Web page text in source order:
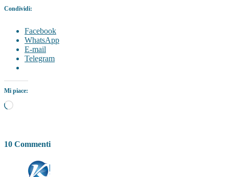
Condividi:
Facebook
WhatsApp
E-mail
Telegram
Mi piace:
Caricamento
10 Commenti